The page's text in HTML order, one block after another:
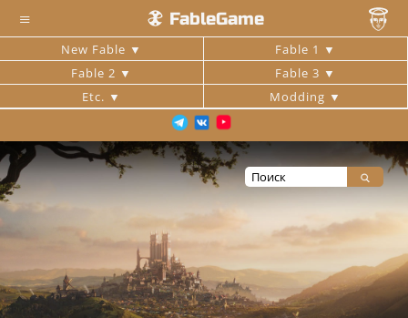
≡ FableGame
New Fable
Fable 1
Fable 2
Fable 3
Etc.
Modding